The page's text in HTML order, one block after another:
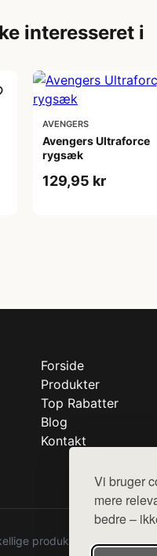
Vi bruger
mere
bedre –
interesseret i
AVENGERS
Avengers Ultraforce
rygsæk
129,95 kr
Forside
Produkter
Top Rabatter
Blog
Kontakt
produkter fra diverse